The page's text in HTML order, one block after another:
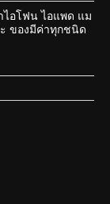
ไอโฟน ไอแพด แม
ของมีค่าทุกชนิด